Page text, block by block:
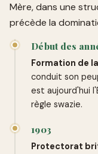
Mère, dans une
précède la
Début des
Formation de
conduit son
est aujourd'hui
règle swazie.
1903
Protectorat